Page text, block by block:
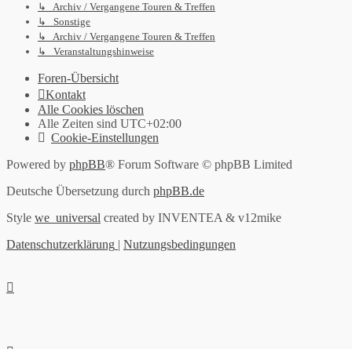
↳ Archiv / Vergangene Touren & Treffen
↳ Sonstige
↳ Archiv / Vergangene Touren & Treffen
↳ Veranstaltungshinweise
Foren-Übersicht
Kontakt
Alle Cookies löschen
Alle Zeiten sind UTC+02:00
Cookie-Einstellungen
Powered by phpBB® Forum Software © phpBB Limited
Deutsche Übersetzung durch phpBB.de
Style we_universal created by INVENTEA & v12mike
Datenschutzerklärung | Nutzungsbedingungen